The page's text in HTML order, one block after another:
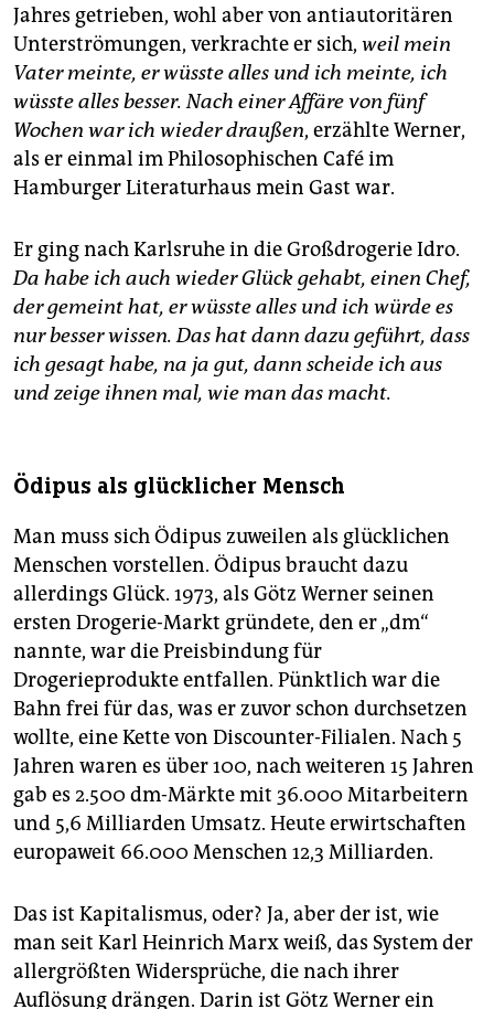
Jahres getrieben, wohl aber von antiautoritären
Unterströmungen, verkrachte er sich, weil mein
Vater meinte, er wüsste alles und ich meinte, ich
wüsste alles besser. Nach einer Affäre von fünf
Wochen war ich wieder draußen, erzählte Werner,
als er einmal im Philosophischen Café im
Hamburger Literaturhaus mein Gast war.
Er ging nach Karlsruhe in die Großdrogerie Idro.
Da habe ich auch wieder Glück gehabt, einen Chef,
der gemeint hat, er wüsste alles und ich würde es
nur besser wissen. Das hat dann dazu geführt, dass
ich gesagt habe, na ja gut, dann scheide ich aus
und zeige ihnen mal, wie man das macht.
Ödipus als glücklicher Mensch
Man muss sich Ödipus zuweilen als glücklichen
Menschen vorstellen. Ödipus braucht dazu
allerdings Glück. 1973, als Götz Werner seinen
ersten Drogerie-Markt gründete, den er „dm“
nannte, war die Preisbindung für
Drogerieprodukte entfallen. Pünktlich war die
Bahn frei für das, was er zuvor schon durchsetzen
wollte, eine Kette von Discounter-Filialen. Nach 5
Jahren waren es über 100, nach weiteren 15 Jahren
gab es 2.500 dm-Märkte mit 36.000 Mitarbeitern
und 5,6 Milliarden Umsatz. Heute erwirtschaften
europaweit 66.000 Menschen 12,3 Milliarden.
Das ist Kapitalismus, oder? Ja, aber der ist, wie
man seit Karl Heinrich Marx weiß, das System der
allergrößten Widersprüche, die nach ihrer
Auflösung drängen. Darin ist Götz Werner ein